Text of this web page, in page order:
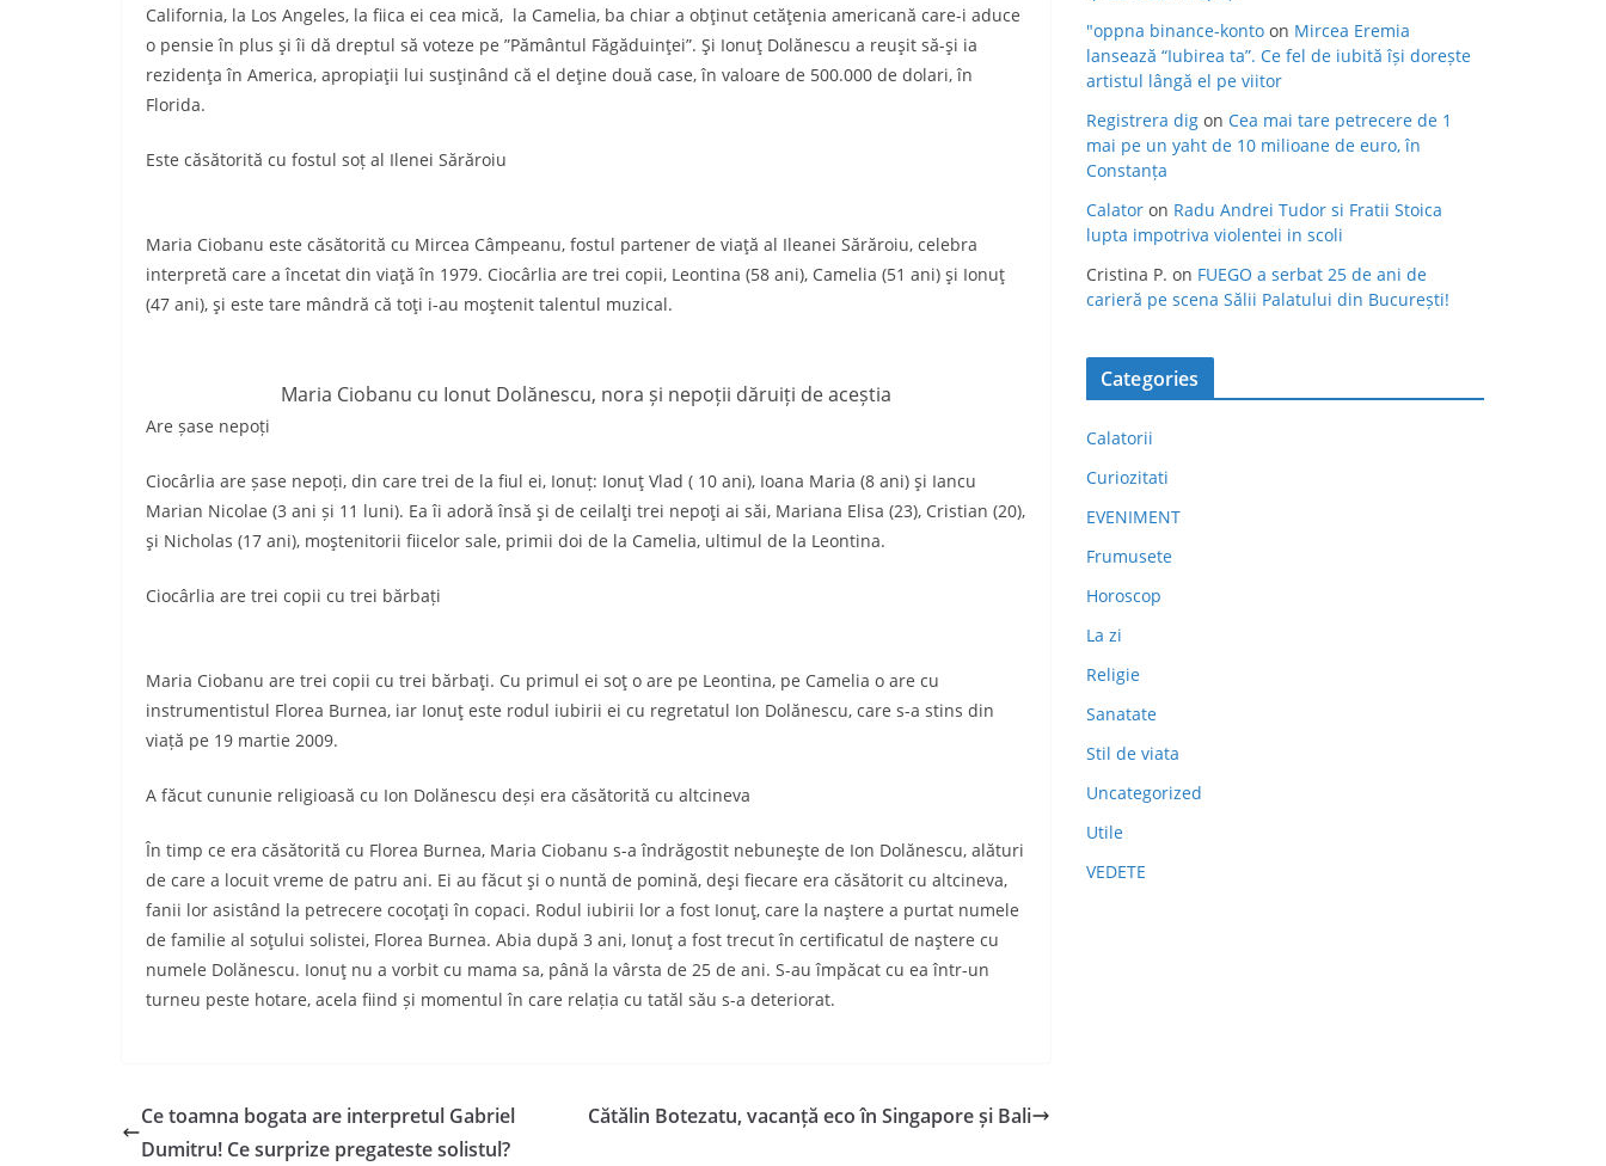
California, la Los Angeles, la fiica ei cea mică, la Camelia, ba chiar a obţinut cetăţenia americană care-i aduce
o pensie în plus şi îi dă dreptul să voteze pe ”Pământul Făgăduinţei”. Şi Ionuţ Dolănescu a reuşit să-şi ia
rezidenţa în America, apropiaţii lui susţinând că el deţine două case, în valoare de 500.000 de dolari, în
Florida.
Este căsătorită cu fostul soț al Ilenei Sărăroiu
Maria Ciobanu este căsătorită cu Mircea Câmpeanu, fostul partener de viaţă al Ileanei Sărăroiu, celebra
interpretă care a încetat din viaţă în 1979. Ciocârlia are trei copii, Leontina (58 ani), Camelia (51 ani) şi Ionuţ
(47 ani), şi este tare mândră că toţi i-au moştenit talentul muzical.
Maria Ciobanu cu Ionut Dolănescu, nora și nepoții dăruiți de aceștia
Are șase nepoți
Ciocârlia are șase nepoți, din care trei de la fiul ei, Ionuț: Ionuţ Vlad ( 10 ani), Ioana Maria (8 ani) şi Iancu
Marian Nicolae (3 ani și 11 luni). Ea îi adoră însă şi de ceilalţi trei nepoţi ai săi, Mariana Elisa (23), Cristian (20),
şi Nicholas (17 ani), moştenitorii fiicelor sale, primii doi de la Camelia, ultimul de la Leontina.
Ciocârlia are trei copii cu trei bărbați
Maria Ciobanu are trei copii cu trei bărbaţi. Cu primul ei soţ o are pe Leontina, pe Camelia o are cu
instrumentistul Florea Burnea, iar Ionuţ este rodul iubirii ei cu regretatul Ion Dolănescu, care s-a stins din
viață pe 19 martie 2009.
A făcut cununie religioasă cu Ion Dolănescu deși era căsătorită cu altcineva
În timp ce era căsătorită cu Florea Burnea, Maria Ciobanu s-a îndrăgostit nebuneşte de Ion Dolănescu, alături
de care a locuit vreme de patru ani. Ei au făcut şi o nuntă de pomină, deşi fiecare era căsătorit cu altcineva,
fanii lor asistând la petrecere cocoţaţi în copaci. Rodul iubirii lor a fost Ionuţ, care la naştere a purtat numele
de familie al soţului solistei, Florea Burnea. Abia după 3 ani, Ionuţ a fost trecut în certificatul de naştere cu
numele Dolănescu. Ionuţ nu a vorbit cu mama sa, până la vârsta de 25 de ani. S-au împăcat cu ea într-un
turneu peste hotare, acela fiind și momentul în care relația cu tatăl său s-a deteriorat.
Ce toamna bogata are interpretul Gabriel
Dumitru! Ce surprize pregateste solistul?
Cătălin Botezatu, vacanță eco în Singapore și Bali
"oppna binance-konto on Mircea Eremia
lansează “Iubirea ta”. Ce fel de iubită își dorește
artistul lângă el pe viitor
Registrera dig on Cea mai tare petrecere de 1
mai pe un yaht de 10 milioane de euro, în
Constanța
Calator on Radu Andrei Tudor si Fratii Stoica
lupta impotriva violentei in scoli
Cristina P. on FUEGO a serbat 25 de ani de
carieră pe scena Sălii Palatului din București!
Categories
Calatorii
Curiozitati
EVENIMENT
Frumusete
Horoscop
La zi
Religie
Sanatate
Stil de viata
Uncategorized
Utile
VEDETE